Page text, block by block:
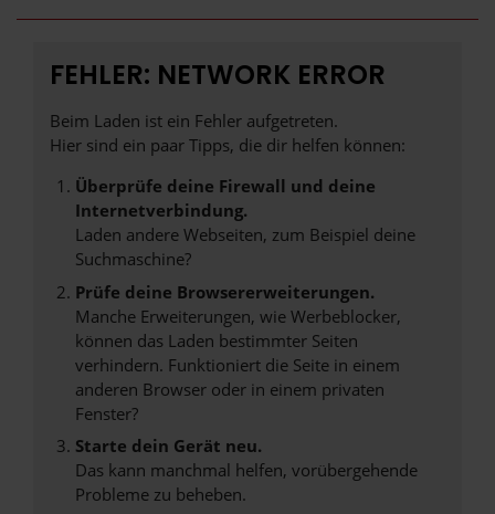
FEHLER: NETWORK ERROR
Beim Laden ist ein Fehler aufgetreten.
Hier sind ein paar Tipps, die dir helfen können:
Überprüfe deine Firewall und deine
Internetverbindung.
Laden andere Webseiten, zum Beispiel deine
Suchmaschine?
Prüfe deine Browsererweiterungen.
Manche Erweiterungen, wie Werbeblocker,
können das Laden bestimmter Seiten
verhindern. Funktioniert die Seite in einem
anderen Browser oder in einem privaten
Fenster?
Starte dein Gerät neu.
Das kann manchmal helfen, vorübergehende
Probleme zu beheben.